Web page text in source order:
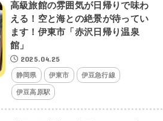
高級旅館の雰囲気が日帰りで味わ
える！空と海との絶景が待ってい
ます！伊東市「赤沢日帰り温泉
館」
2025.04.25
静岡県 伊東市 伊豆急行線
伊豆高原駅